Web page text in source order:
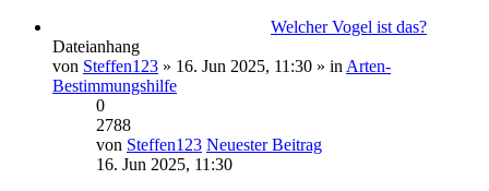
Welcher Vogel ist das?
Dateianhang
von Steffen123 » 16. Jun 2025, 11:30 » in Arten-
Bestimmungshilfe
0
2788
von Steffen123 Neuester Beitrag
16. Jun 2025, 11:30